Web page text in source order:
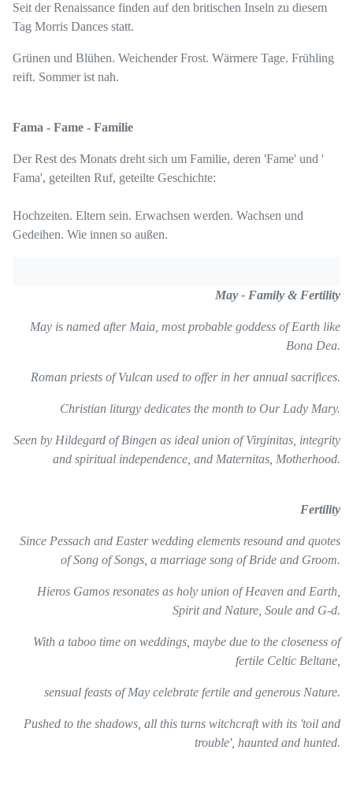
Seit der Renaissance finden auf den britischen Inseln zu diesem
Tag Morris Dances statt.
Grünen und Blühen. Weichender Frost. Wärmere Tage. Frühling
reift. Sommer ist nah.
Fama - Fame - Familie
Der Rest des Monats dreht sich um Familie, deren 'Fame' und '
Fama', geteilten Ruf, geteilte Geschichte:
Hochzeiten. Eltern sein. Erwachsen werden. Wachsen und
Gedeihen. Wie innen so außen.
May - Family & Fertility
May is named after Maia, most probable goddess of Earth like
Bona Dea.
Roman priests of Vulcan used to offer in her annual sacrifices.
Christian liturgy dedicates the month to Our Lady Mary.
Seen by Hildegard of Bingen as ideal union of Virginitas, integrity
and spiritual independence, and Maternitas, Motherhood.
Fertility
Since Pessach and Easter wedding elements resound and quotes
of Song of Songs, a marriage song of Bride and Groom.
Hieros Gamos resonates as holy union of Heaven and Earth,
Spirit and Nature, Soule and G-d.
With a taboo time on weddings, maybe due to the closeness of
fertile Celtic Beltane,
sensual feasts of May celebrate fertile and generous Nature.
Pushed to the shadows, all this turns witchcraft with its 'toil and
trouble', haunted and hunted.